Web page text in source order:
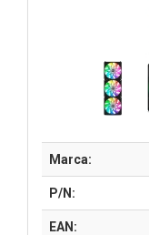
Marca:
P/N:
EAN: